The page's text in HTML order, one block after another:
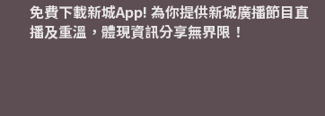
免費下載新城App! 為你提供新城廣播節目直
播及重溫，體現資訊分享無界限！